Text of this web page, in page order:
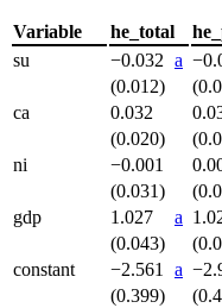
Variable he_total
su
−0.032 a
(0.012)
ca
0.032
(0.020)
ni
−0.001
(0.031)
gdp
1.027 a
(0.043)
constant
−2.561 a
(0.399)